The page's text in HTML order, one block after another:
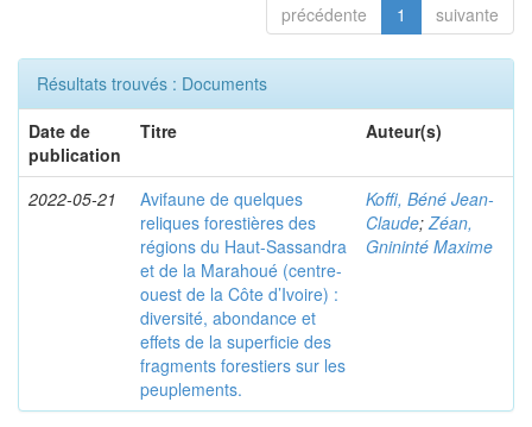
précédente 1 suivante
Résultats trouvés : Documents
Date de
publication
Titre Auteur(s)
2022-05-21
Avifaune de quelques
reliques forestières des
régions du Haut-Sassandra
et de la Marahoué (centre-
ouest de la Côte d’Ivoire) :
diversité, abondance et
effets de la superficie des
fragments forestiers sur les
peuplements.
Koffi, Béné Jean-
Claude; Zéan,
Gnininté Maxime